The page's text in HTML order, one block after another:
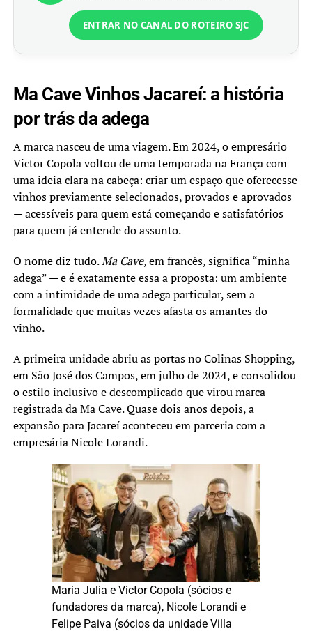
ENTRAR NO CANAL DO ROTEIRO SJC
Ma Cave Vinhos Jacareí: a história
por trás da adega
A marca nasceu de uma viagem. Em 2024, o empresário
Victor Copola voltou de uma temporada na França com
uma ideia clara na cabeça: criar um espaço que oferecesse
vinhos previamente selecionados, provados e aprovados
— acessíveis para quem está começando e satisfatórios
para quem já entende do assunto.
O nome diz tudo.Ma Cave, em francês, significa “minha
adega” — e é exatamente essa a proposta: um ambiente
com a intimidade de uma adega particular, sem a
formalidade que muitas vezes afasta os amantes do
vinho.
A primeira unidade abriu as portas no Colinas Shopping,
em São José dos Campos, em julho de 2024, e consolidou
o estilo inclusivo e descomplicado que virou marca
registrada da Ma Cave. Quase dois anos depois, a
expansão para Jacareí aconteceu em parceria com a
empresária Nicole Lorandi.
Maria Julia e Victor Copola (sócios e
fundadores da marca), Nicole Lorandi e
Felipe Paiva (sócios da unidade Villa